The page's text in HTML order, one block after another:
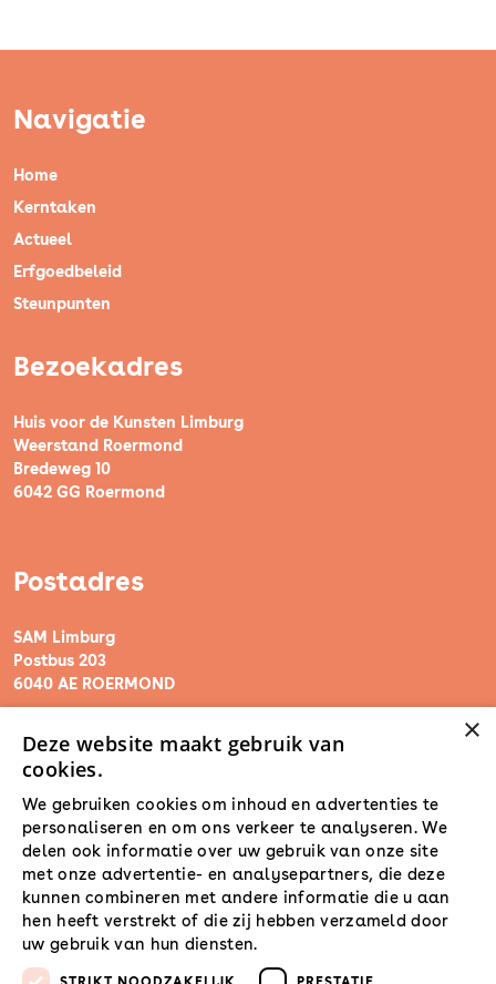
Navigatie
Home
Kerntaken
Actueel
Erfgoedbeleid
Steunpunten
Bezoekadres
Huis voor de Kunsten Limburg
Weerstand Roermond
Bredeweg 10
6042 GG Roermond
Postadres
SAM Limburg
Postbus 203
6040 AE ROERMOND
steunpunt@sam-limburg.nl
0475-399281
×
Deze website maakt gebruik van
cookies.
We gebruiken cookies om inhoud en advertenties te
personaliseren en om ons verkeer te analyseren. We
delen ook informatie over uw gebruik van onze site
met onze advertentie- en analysepartners, die deze
kunnen combineren met andere informatie die u aan
hen heeft verstrekt of die zij hebben verzameld door
uw gebruik van hun diensten.